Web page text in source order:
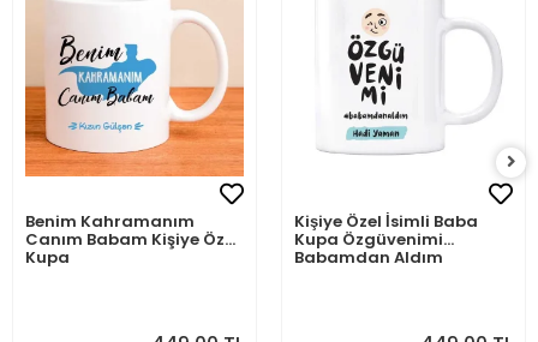
Benim Kahramanım
Canım Babam Kişiye Özel
Kupa
Kişiye Özel İsimli Baba
Kupa Özgüvenimi
Babamdan Aldım